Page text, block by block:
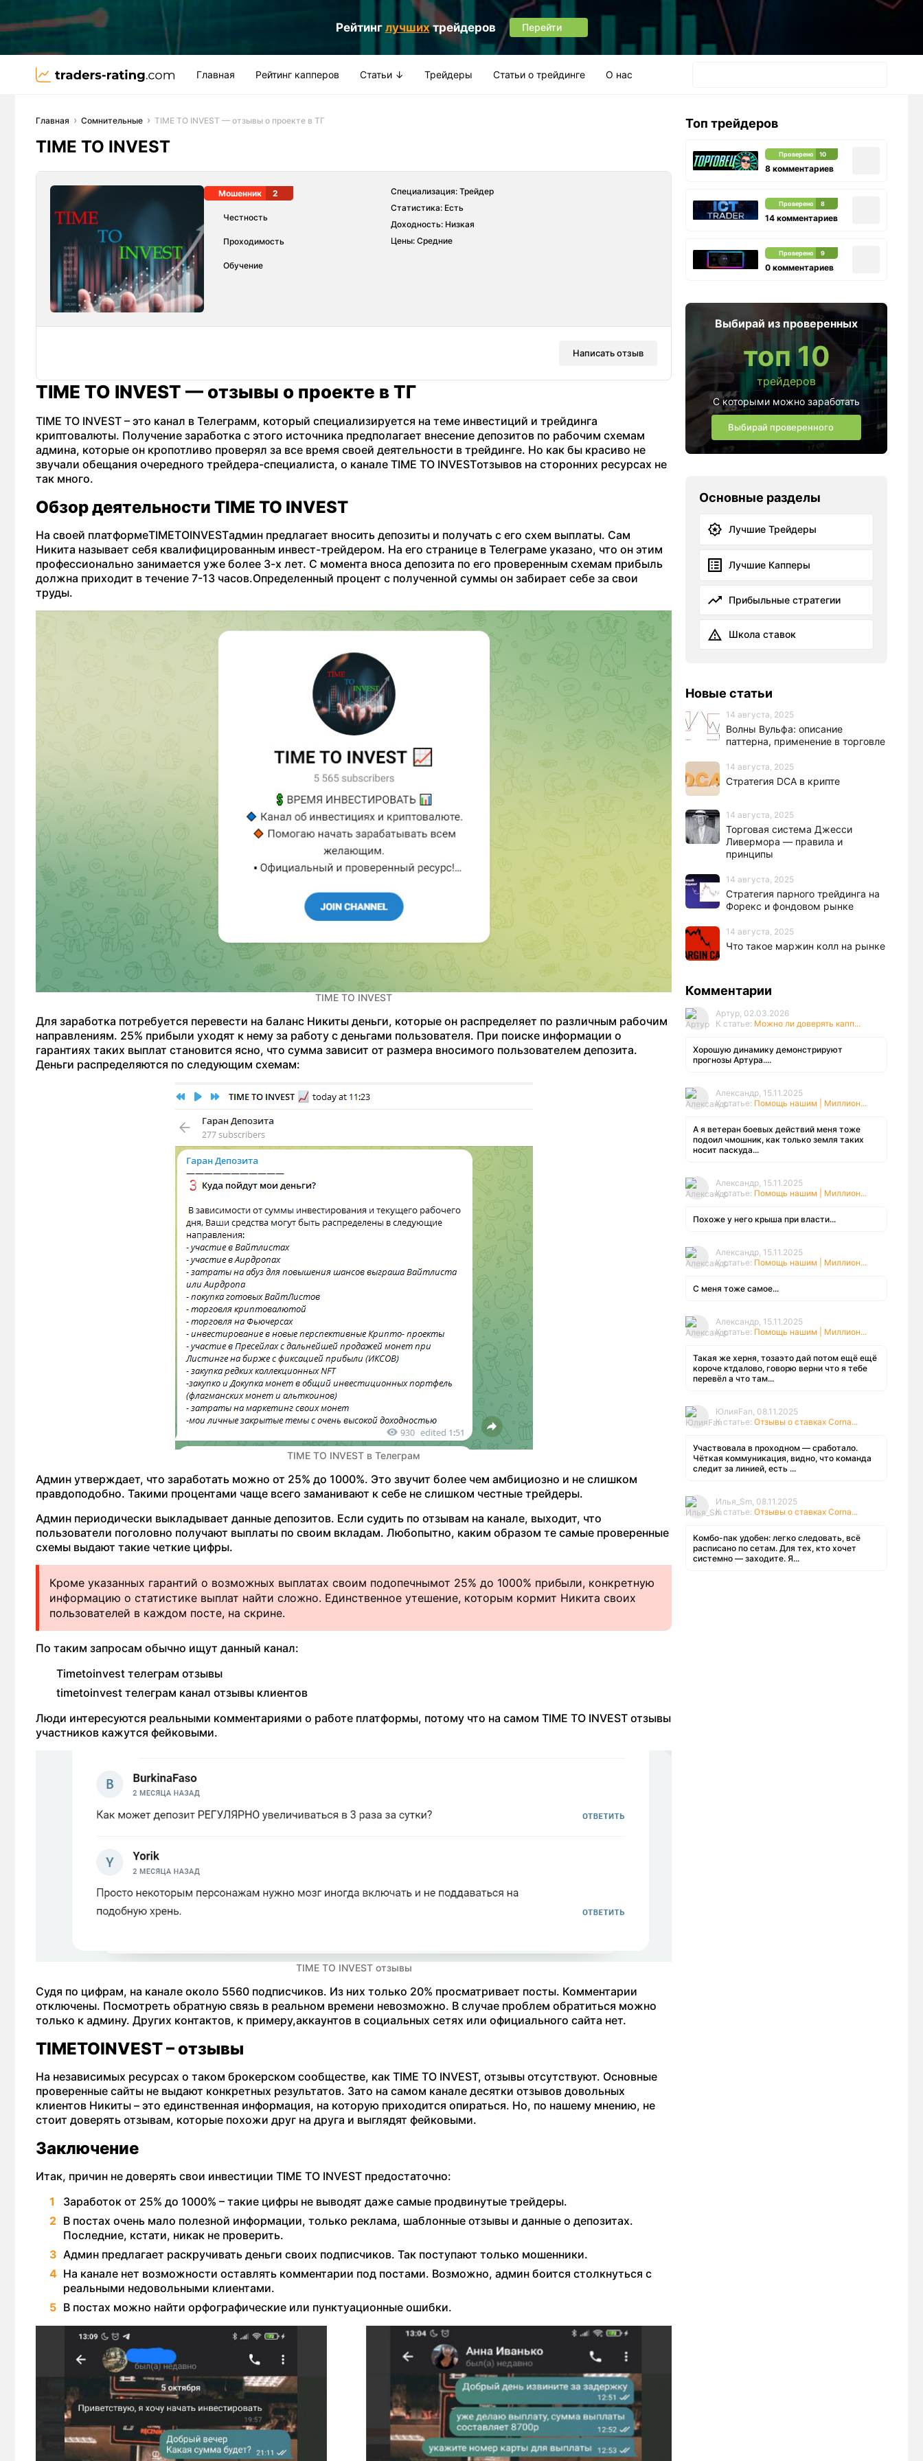
Рейтинг лучшихтрейдеров Перейти
Главная Рейтинг капперов Статьи ↓ Трейдеры Статьи о трейдинге О нас
Главная Сомнительные TIME TO INVEST — отзывы о проекте в ТГ
TIME TO INVEST
Мошенник 2
Честность
Проходимость
Обучение
Специализация: Трейдер
Статистика: Есть
Доходность: Низкая
Цены: Средние
Написать отзыв
TIME TO INVEST — отзывы о проекте в ТГ
TIME TO INVEST – это канал в Телеграмм, который специализируется на теме инвестиций и трейдинга
криптовалюты. Получение заработка с этого источника предполагает внесение депозитов по рабочим схемам
админа, которые он кропотливо проверял за все время своей деятельности в трейдинге. Но как бы красиво не
звучали обещания очередного трейдера-специалиста, о канале TIME TO INVESTотзывов на сторонних ресурсах не
так много.
Обзор деятельности TIME TO INVEST
На своей платформеTIMETOINVESTадмин предлагает вносить депозиты и получать с его схем выплаты. Сам
Никита называет себя квалифицированным инвест-трейдером. На его странице в Телеграме указано, что он этим
профессионально занимается уже более 3-х лет. С момента вноса депозита по его проверенным схемам прибыль
должна приходит в течение 7-13 часов.Определенный процент с полученной суммы он забирает себе за свои
труды.
TIME TO INVEST
Для заработка потребуется перевести на баланс Никиты деньги, которые он распределяет по различным рабочим
направлениям. 25% прибыли уходят к нему за работу с деньгами пользователя. При поиске информации о
гарантиях таких выплат становится ясно, что сумма зависит от размера вносимого пользователем депозита.
Деньги распределяются по следующим схемам:
TIME TO INVEST в Телеграм
Админ утверждает, что заработать можно от 25% до 1000%. Это звучит более чем амбициозно и не слишком
правдоподобно. Такими процентами чаще всего заманивают к себе не слишком честные трейдеры.
Админ периодически выкладывает данные депозитов. Если судить по отзывам на канале, выходит, что
пользователи поголовно получают выплаты по своим вкладам. Любопытно, каким образом те самые проверенные
схемы выдают такие четкие цифры.
Кроме указанных гарантий о возможных выплатах своим подопечнымот 25% до 1000% прибыли, конкретную
информацию о статистике выплат найти сложно. Единственное утешение, которым кормит Никита своих
пользователей в каждом посте, на скрине.
По таким запросам обычно ищут данный канал:
Timetoinvest телеграм отзывы
timetoinvest телеграм канал отзывы клиентов
Люди интересуются реальными комментариями о работе платформы, потому что на самом TIME TO INVEST отзывы
участников кажутся фейковыми.
TIME TO INVEST отзывы
Судя по цифрам, на канале около 5560 подписчиков. Из них только 20% просматривает посты. Комментарии
отключены. Посмотреть обратную связь в реальном времени невозможно. В случае проблем обратиться можно
только к админу. Других контактов, к примеру,аккаунтов в социальных сетях или официального сайта нет.
TIMETOINVEST – отзывы
На независимых ресурсах о таком брокерском сообществе, как TIME TO INVEST, отзывы отсутствуют. Основные
проверенные сайты не выдают конкретных результатов. Зато на самом канале десятки отзывов довольных
клиентов Никиты – это единственная информация, на которую приходится опираться. Но, по нашему мнению, не
стоит доверять отзывам, которые похожи друг на друга и выглядят фейковыми.
Заключение
Итак, причин не доверять свои инвестиции TIME TO INVEST предостаточно:
Заработок от 25% до 1000% – такие цифры не выводят даже самые продвинутые трейдеры.
В постах очень мало полезной информации, только реклама, шаблонные отзывы и данные о депозитах.
Последние, кстати, никак не проверить.
Админ предлагает раскручивать деньги своих подписчиков. Так поступают только мошенники.
На канале нет возможности оставлять комментарии под постами. Возможно, админ боится столкнуться с
реальными недовольными клиентами.
В постах можно найти орфографические или пунктуационные ошибки.
Топ трейдеров
Проверено 10
8 комментариев
Проверено 8
14 комментариев
Проверено 9
0 комментариев
Выбирай из проверенных
топ 10
трейдеров
С которыми можно заработать
Выбирай проверенного
Основные разделы
Лучшие Трейдеры
Лучшие Капперы
Прибыльные стратегии
Школа ставок
Новые статьи
14 августа, 2025
Волны Вульфа: описание
паттерна, применение в торговле
14 августа, 2025
Стратегия DCA в крипте
14 августа, 2025
Торговая система Джесси
Ливермора — правила и
принципы
14 августа, 2025
Стратегия парного трейдинга на
Форекс и фондовом рынке
14 августа, 2025
Что такое маржин колл на рынке
Комментарии
Артур, 02.03.2026
К статье: Можно ли доверять капп...
Хорошую динамику демонстрируют
прогнозы Артура....
Александр, 15.11.2025
К статье: Помощь нашим | Миллион...
А я ветеран боевых действий меня тоже
подоил чмошник, как только земля таких
носит паскуда...
Александр, 15.11.2025
К статье: Помощь нашим | Миллион...
Похоже у него крыша при власти...
Александр, 15.11.2025
К статье: Помощь нашим | Миллион...
С меня тоже самое...
Александр, 15.11.2025
К статье: Помощь нашим | Миллион...
Такая же херня, тозаэто дай потом ещё ещё
короче ктдалово, говорю верни что я тебе
перевёл а что там...
ЮлияFan, 08.11.2025
К статье: Отзывы о ставках Corna...
Участвовала в проходном — сработало.
Чёткая коммуникация, видно, что команда
следит за линией, есть ...
Илья_Sm, 08.11.2025
К статье: Отзывы о ставках Corna...
Комбо-пак удобен: легко следовать, всё
расписано по сетам. Для тех, кто хочет
системно — заходите. Я...